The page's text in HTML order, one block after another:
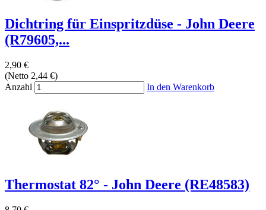
Dichtring für Einspritzdüse - John Deere
(R79605,...
2,90 €
(Netto 2,44 €)
Anzahl
In den Warenkorb
Thermostat 82° - John Deere (RE48583)